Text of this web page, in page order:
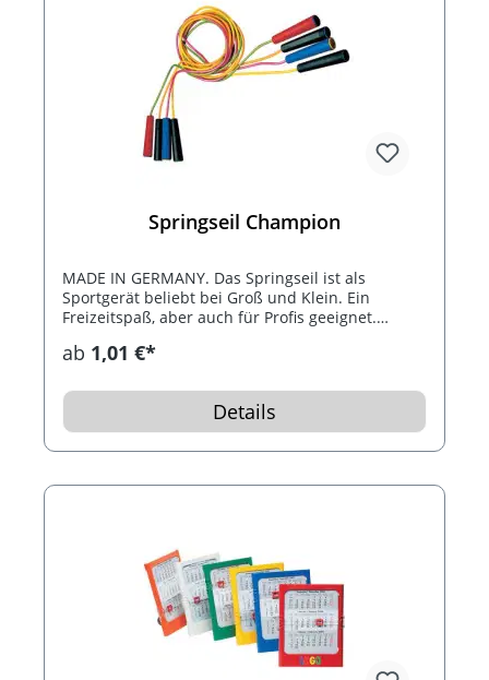
Springseil Champion
MADE IN GERMANY. Das Springseil ist als
Sportgerät beliebt bei Groß und Klein. Ein
Freizeitspaß, aber auch für Profis geeignet.
ab 1,01 €*
Details